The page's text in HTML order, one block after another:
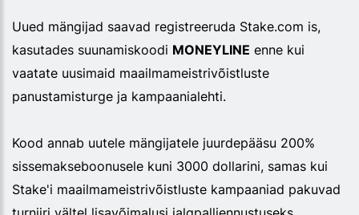
Uued mängijad saavad registreeruda Stake.com is,
kasutades suunamiskoodi MONEYLINE enne kui
vaatate uusimaid maailmameistrivõistluste
panustamisturge ja kampaanialehti.
Kood annab uutele mängijatele juurdepääsu 200%
sissemakseboonusele kuni 3000 dollarini, samas kui
Stake'i maailmameistrivõistluste kampaaniad pakuvad